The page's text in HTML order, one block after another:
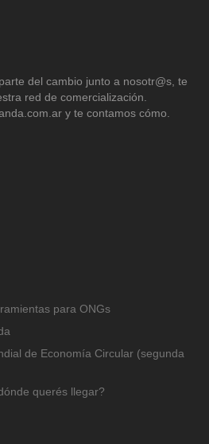
del cambio junto a nosotr@s, te
red de comercialización.
y te contamos cómo.
para ONGs
de Economía Circular (segunda
querés llegar?